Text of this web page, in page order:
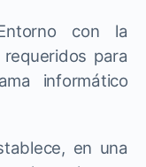
con la
para
informático
en una